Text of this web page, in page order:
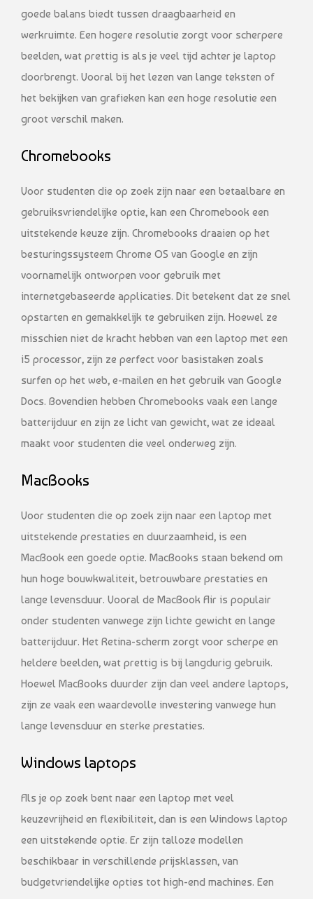
goede balans biedt tussen draagbaarheid en
werkruimte. Een hogere resolutie zorgt voor scherpere
beelden, wat prettig is als je veel tijd achter je laptop
doorbrengt. Vooral bij het lezen van lange teksten of
het bekijken van grafieken kan een hoge resolutie een
groot verschil maken.
Chromebooks
Voor studenten die op zoek zijn naar een betaalbare en
gebruiksvriendelijke optie, kan een Chromebook een
uitstekende keuze zijn. Chromebooks draaien op het
besturingssysteem Chrome OS van Google en zijn
voornamelijk ontworpen voor gebruik met
internetgebaseerde applicaties. Dit betekent dat ze snel
opstarten en gemakkelijk te gebruiken zijn. Hoewel ze
misschien niet de kracht hebben van een laptop met een
i5 processor, zijn ze perfect voor basistaken zoals
surfen op het web, e-mailen en het gebruik van Google
Docs. Bovendien hebben Chromebooks vaak een lange
batterijduur en zijn ze licht van gewicht, wat ze ideaal
maakt voor studenten die veel onderweg zijn.
MacBooks
Voor studenten die op zoek zijn naar een laptop met
uitstekende prestaties en duurzaamheid, is een
MacBook een goede optie. MacBooks staan bekend om
hun hoge bouwkwaliteit, betrouwbare prestaties en
lange levensduur. Vooral de MacBook Air is populair
onder studenten vanwege zijn lichte gewicht en lange
batterijduur. Het Retina-scherm zorgt voor scherpe en
heldere beelden, wat prettig is bij langdurig gebruik.
Hoewel MacBooks duurder zijn dan veel andere laptops,
zijn ze vaak een waardevolle investering vanwege hun
lange levensduur en sterke prestaties.
Windows laptops
Als je op zoek bent naar een laptop met veel
keuzevrijheid en flexibiliteit, dan is een Windows laptop
een uitstekende optie. Er zijn talloze modellen
beschikbaar in verschillende prijsklassen, van
budgetvriendelijke opties tot high-end machines. Een